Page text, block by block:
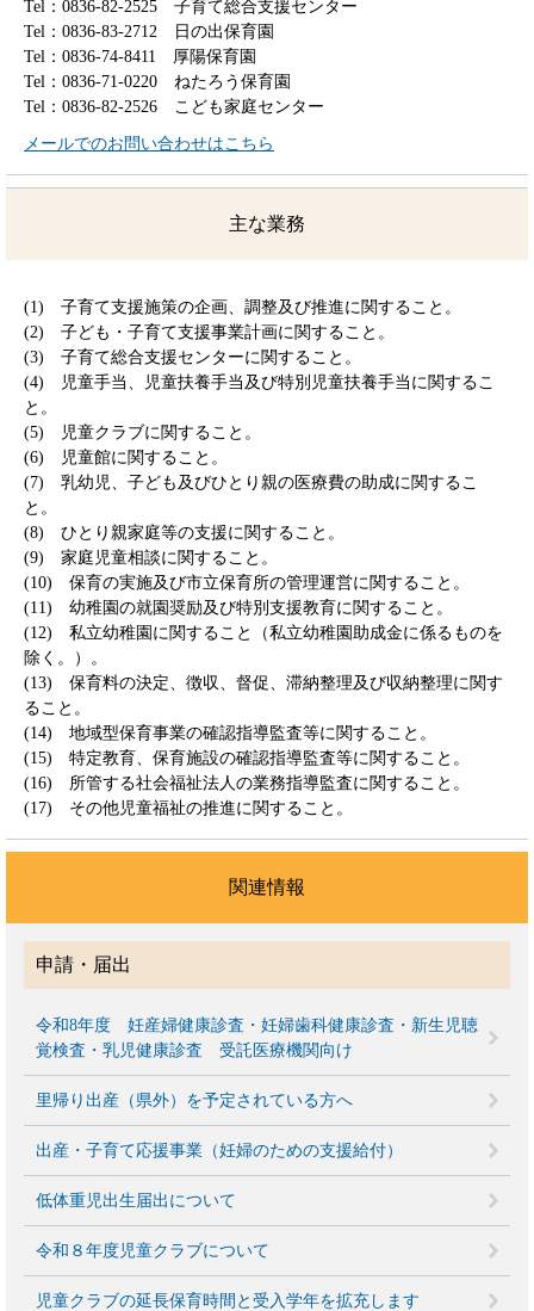
Tel：0836-82-2525
子育て総合支援センター
Tel：0836-83-2712
日の出保育園
Tel：0836-74-8411
厚陽保育園
Tel：0836-71-0220
ねたろう保育園
Tel：0836-82-2526
こども家庭センター
メールでのお問い合わせはこちら
主な業務
(1) 子育て支援施策の企画、調整及び推進に関すること。
(2) 子ども・子育て支援事業計画に関すること。
(3) 子育て総合支援センターに関すること。
(4) 児童手当、児童扶養手当及び特別児童扶養手当に関するこ
と。
(5) 児童クラブに関すること。
(6) 児童館に関すること。
(7) 乳幼児、子ども及びひとり親の医療費の助成に関するこ
と。
(8) ひとり親家庭等の支援に関すること。
(9) 家庭児童相談に関すること。
(10) 保育の実施及び市立保育所の管理運営に関すること。
(11) 幼稚園の就園奨励及び特別支援教育に関すること。
(12) 私立幼稚園に関すること（私立幼稚園助成金に係るものを
除く。）。
(13) 保育料の決定、徴収、督促、滞納整理及び収納整理に関す
ること。
(14) 地域型保育事業の確認指導監査等に関すること。
(15) 特定教育、保育施設の確認指導監査等に関すること。
(16) 所管する社会福祉法人の業務指導監査に関すること。
(17) その他児童福祉の推進に関すること。
関連情報
申請・届出
令和8年度 妊産婦健康診査・妊婦歯科健康診査・新生児聴
覚検査・乳児健康診査 受託医療機関向け
里帰り出産（県外）を予定されている方へ
出産・子育て応援事業（妊婦のための支援給付）
低体重児出生届出について
令和８年度児童クラブについて
児童クラブの延長保育時間と受入学年を拡充します